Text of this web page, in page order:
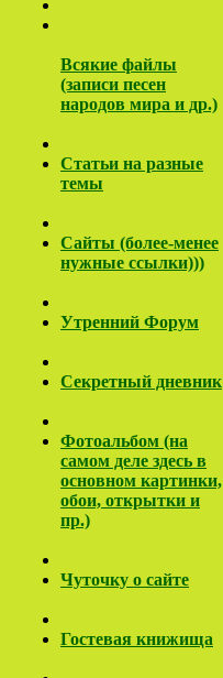
Всякие файлы
(записи песен
народов мира и др.)
Cтатьи на разные
темы
Сайты (более-менее
нужные ссылки)))
Утренний Форум
Секретный дневник
Фотоальбом (на
самом деле здесь в
основном картинки,
обои, открытки и
пр.)
Чуточку о сайте
Гостевая книжища